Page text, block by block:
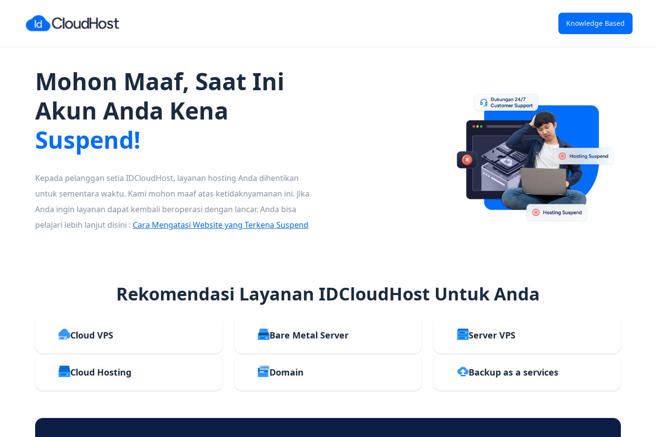
Knowledge Based
Mohon Maaf, Saat Ini
Akun Anda Kena
Suspend!
Kepada pelanggan setia IDCloudHost, layanan hosting Anda dihentikan
untuk sementara waktu. Kami mohon maaf atas ketidaknyamanan ini. Jika
Anda ingin layanan dapat kembali beroperasi dengan lancar. Anda bisa
pelajari lebih lanjut disini : Cara Mengatasi Website yang Terkena Suspend
Rekomendasi Layanan IDCloudHost Untuk Anda
Cloud VPS Bare Metal Server Server VPS
Cloud Hosting Domain Backup as a services